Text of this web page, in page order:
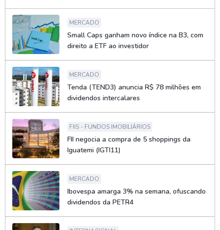
MERCADO
Small Caps ganham novo índice na B3, com
direito a ETF ao investidor
MERCADO
Tenda (TEND3) anuncia R$ 78 milhões em
dividendos intercalares
FIIS - FUNDOS IMOBILIÁRIOS
FII negocia a compra de 5 shoppings da
Iguatemi (IGTI11)
MERCADO
Ibovespa amarga 3% na semana, ofuscando
dividendos da PETR4